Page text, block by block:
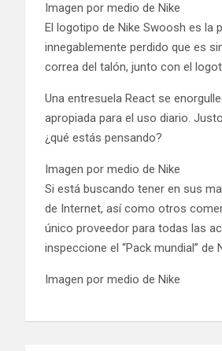
Imagen por medio de Nike
El logotipo de Nike Swoosh es la
innegablemente perdido que es
correa del talón, junto con el
Una entresuela React se
apropiada para el uso diario.
¿qué estás pensando?
Imagen por medio de Nike
Si está buscando tener en sus
de Internet, así como otros
único proveedor para todas las
inspeccione el “Pack mundial”
Imagen por medio de Nike